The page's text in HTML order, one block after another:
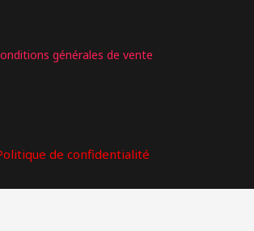
générales de vente
: forfait Iame
de confidentialité